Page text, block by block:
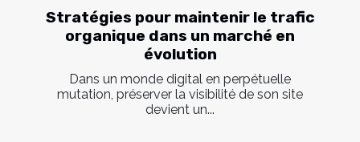
Stratégies pour maintenir le trafic
organique dans un marché en
évolution
Dans un monde digital en perpétuelle
mutation, préserver la visibilité de son site
devient un...